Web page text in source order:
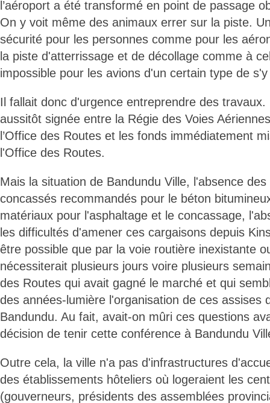
l’aéroport a été transformé en point de passage
On y voit même des animaux errer sur la piste.
sécurité pour les personnes comme pour les
la piste d'atterrissage et de décollage comme à
impossible pour les avions d'un certain type de
Il fallait donc d'urgence entreprendre des
aussitôt signée entre la Régie des Voies
l’Office des Routes et les fonds immédiatement
l'Office des Routes.
Mais la situation de Bandundu Ville, l'absence
concassés recommandés pour le béton
matériaux pour l'asphaltage et le concassage,
les difficultés d'amener ces cargaisons depuis
être possible que par la voie routière inexistante
nécessiterait plusieurs jours voire plusieurs
des Routes qui avait gagné le marché et qui
des années-lumière l'organisation de ces assises
Bandundu. Au fait, avait-on mûri ces questions
décision de tenir cette conférence à Bandundu
Outre cela, la ville n'a pas d'infrastructures
des établissements hôteliers où logeraient les
(gouverneurs, présidents des assemblées